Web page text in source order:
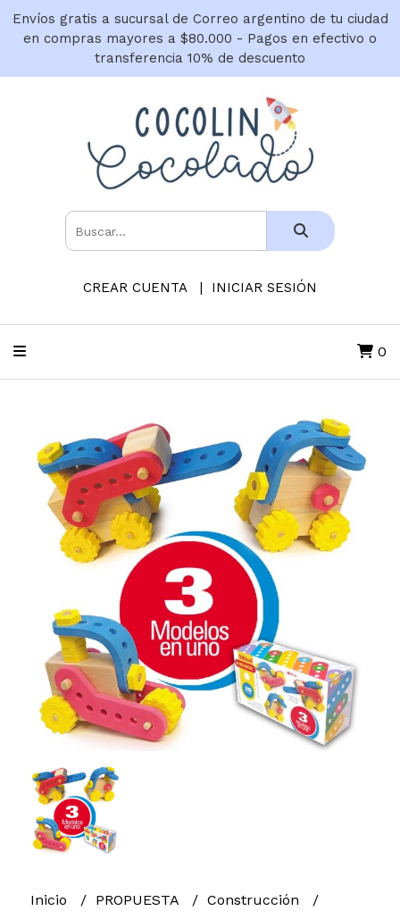
Envíos gratis a sucursal de Correo argentino de tu ciudad
en compras mayores a $80.000 - Pagos en efectivo o
transferencia 10% de descuento
CREAR CUENTA INICIAR SESIÓN
0
Inicio PROPUESTA
Construcción